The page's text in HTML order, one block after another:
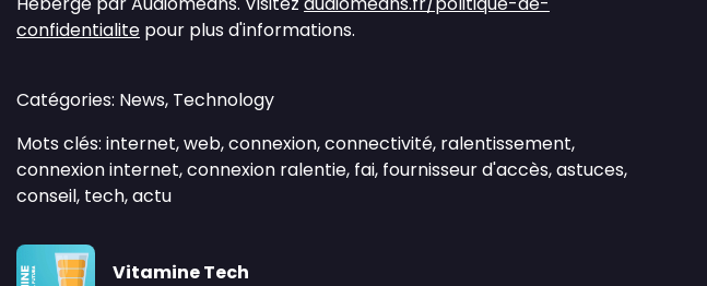
confidentialite pour plus d'informations.
Catégories: News, Technology
Mots clés: internet, web, connexion, connectivité, ralentissement,
connexion internet, connexion ralentie, fai, fournisseur d'accès, astuces,
conseil, tech, actu
Vitamine Tech